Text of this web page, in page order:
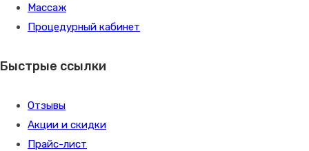
Массаж
Процедурный кабинет
Быстрые ссылки
Отзывы
Акции и скидки
Прайс-лист